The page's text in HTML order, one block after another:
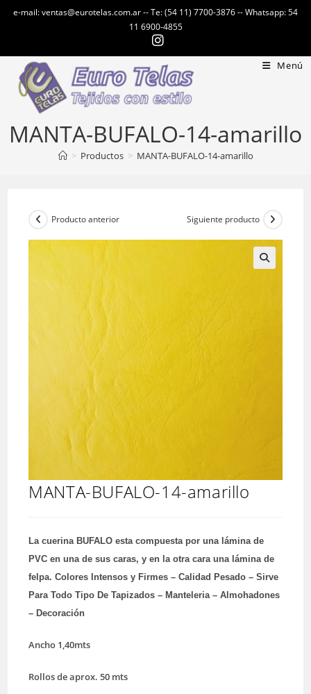
e-mail: ventas@eurotelas.com.ar -- Te: (54 11) 7700-3876 -- Whatsapp: 54
11 6900-4855
Menú
MANTA-BUFALO-14-amarillo
> Productos > MANTA-BUFALO-14-amarillo
Producto anterior Siguiente producto
MANTA-BUFALO-14-amarillo
La cuerina BUFALO esta compuesta por una lámina de
PVC en una de sus caras, y en la otra cara una lámina de
felpa. Colores Intensos y Firmes – Calidad Pesado – Sirve
Para Todo Tipo De Tapizados – Manteleria – Almohadones
– Decoración
Ancho 1,40mts
Rollos de aprox. 50 mts